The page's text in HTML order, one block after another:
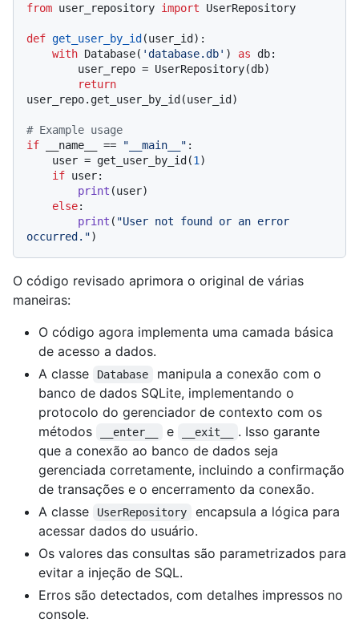
from user_repository import UserRepository
def get_user_by_id (user_id ):
with Database( 'database.db' ) as db:
return
user_repo.get_user_by_id(user_id)
# Example usage
if __name__ == "__main__" :
    user = get_user_by_id(
1 )
if user:
print (user)
else:
print ( "User not found or an error
occurred."
O código revisado aprimora o original de várias
maneiras:
O código agora implementa uma camada básica
de acesso a dados.
A classe
Database
manipula a conexão com o
banco de dados SQLite, implementando o
protocolo do gerenciador de contexto com os
métodos
__enter__ e __exit__
. Isso garante
que a conexão ao banco de dados seja
gerenciada corretamente, incluindo a confirmação
de transações e o encerramento da conexão.
A classe
UserRepository
encapsula a lógica para
acessar dados do usuário.
Os valores das consultas são parametrizados para
evitar a injeção de SQL.
Erros são detectados, com detalhes impressos no
console.